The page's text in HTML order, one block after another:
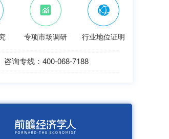
专项市场调研 行业地位证明
咨询专线：400-068-7188